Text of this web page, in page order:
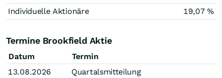
Individuelle Aktionäre
19,07 %
Termine Brookfield Aktie
Datum
Termin
13.08.2026
Quartalsmitteilung